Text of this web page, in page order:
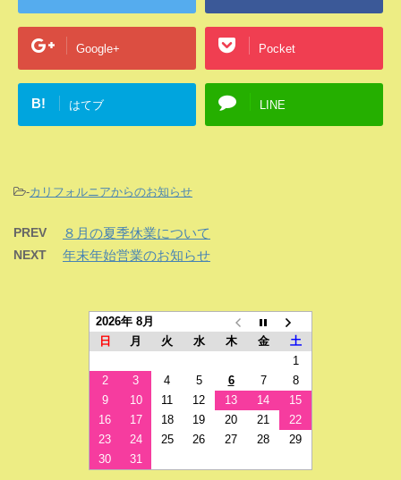
Google+ Pocket
B! はてブ LINE
-カリフォルニアからのお知らせ
PREV ８月の夏季休業について
NEXT 年末年始営業のお知らせ
2026年 8月
日
月 火 水 木 金
土
1
2
3 4 5 6 7
8
9
10 11 12 13 14
15
16
17 18 19 20 21
22
23
24 25 26 27 28
29
30
31